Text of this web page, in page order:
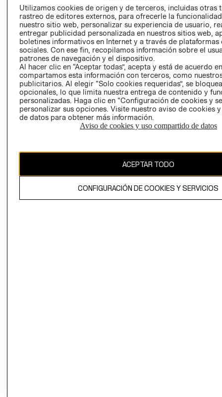
AVISO DE
PRIVACIDAD
GIFT CARD
AVISO DE
COOKIES
Uruguay ($U)
El contenido de esta página web está protegido por copyright y es
propiedad de H&M Hennes & Mauritz AB.
Utilizamos cookies de origen y de terceros, incluidas otras
rastreo de editores externos, para ofrecerle la
nuestro sitio web, personalizar su experiencia de usuario,
entregar publicidad personalizada en nuestros sitios web,
boletines informativos en Internet y a través de plataformas
sociales. Con ese fin, recopilamos información sobre el
patrones de navegación y el dispositivo.
Al hacer clic en “Aceptar todas”, acepta y está de acuerdo
compartamos esta información con terceros, como
publicitarios. Al elegir “Solo cookies requeridas”, se
opcionales, lo que limita nuestra entrega de contenido y
personalizadas. Haga clic en “Configuración de cookies y
personalizar sus opciones. Visite nuestro aviso de cookies
de datos para obtener más información.
Aviso de cookies y uso compartido de datos
ACEPTAR TODO
CONFIGURACIÓN DE COOKIES Y SERVICIOS